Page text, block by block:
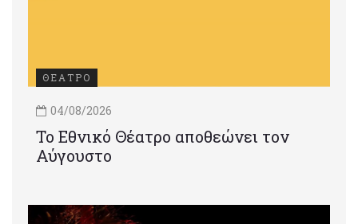
ΘΕΑΤΡΟ
04/08/2026
Το Εθνικό Θέατρο αποθεώνει τον
Αύγουστο